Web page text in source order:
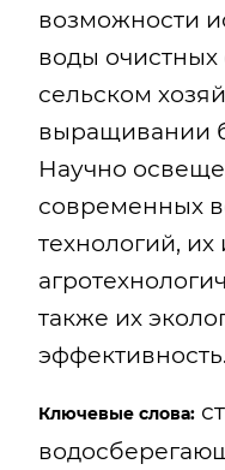
возможности
воды
сельском
выращивании
Научно
современных
технологий, их
также их
эффективность.
Ключевые слова: